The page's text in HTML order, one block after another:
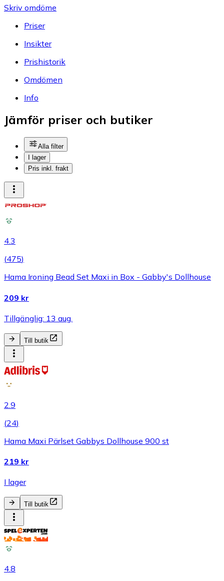
Skriv omdöme
Priser
Insikter
Prishistorik
Omdömen
Info
Jämför priser och butiker
Alla filter
I lager
Pris inkl. frakt
4.3
(475)
Hama Ironing Bead Set Maxi in Box - Gabby's Dollhouse
209 kr
Tillgänglig: 13 aug.
Till butik
2.9
(24)
Hama Maxi Pärlset Gabbys Dollhouse 900 st
219 kr
I lager
Till butik
4.8